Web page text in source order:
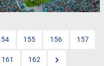
155 156 157
161 162